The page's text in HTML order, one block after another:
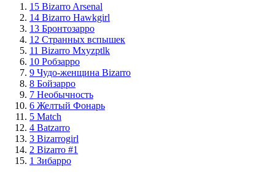
15 Bizarro Arsenal
14 Bizarro Hawkgirl
13 Бронтозарро
12 Странных вспышек
11 Bizarro Mxyzptlk
10 Робзарро
9 Чудо-женщина Bizarro
8 Бойзарро
7 Необычность
6 Желтый Фонарь
5 Match
4 Batzarro
3 Bizarrogirl
2 Bizarro #1
1 Зибарро